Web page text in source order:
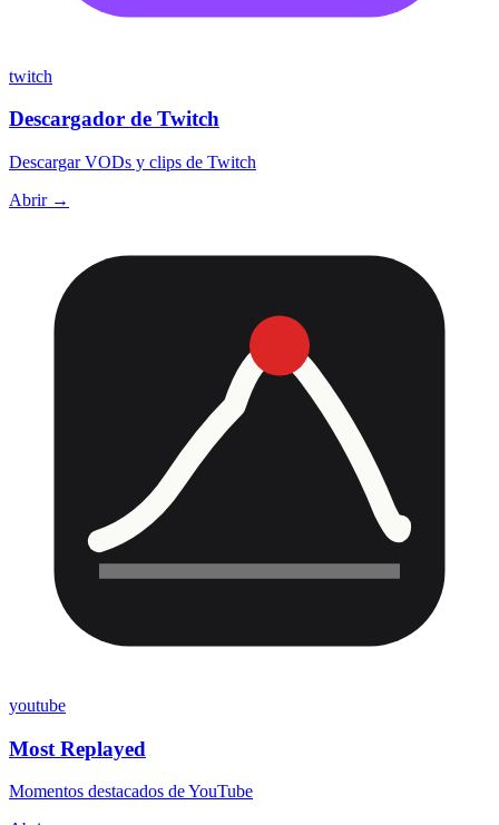
twitch
Descargador de Twitch
Descargar VODs y clips de Twitch
Abrir →
youtube
Most Replayed
Momentos destacados de YouTube